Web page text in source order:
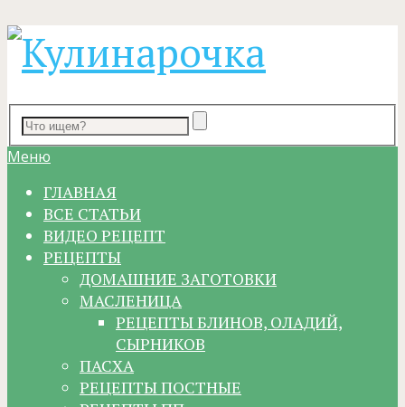
Меню
ГЛАВНАЯ
ВСЕ СТАТЬИ
ВИДЕО РЕЦЕПТ
РЕЦЕПТЫ
ДОМАШНИЕ ЗАГОТОВКИ
МАСЛЕНИЦА
РЕЦЕПТЫ БЛИНОВ, ОЛАДИЙ,
СЫРНИКОВ
ПАСХА
РЕЦЕПТЫ ПОСТНЫЕ